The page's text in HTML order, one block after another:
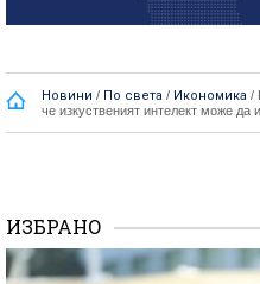
Новини / По света / Икономика /
че изкуственият интелект може да
ИЗБРАНО